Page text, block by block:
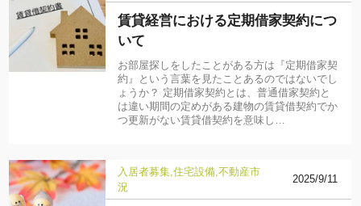
賃貸経営における定期借家契約につ
いて
お部屋探しをしたことがある方は『定期借家契
約』という言葉を見たことあるのではないでし
ょうか？ 定期借家契約とは、普通借家契約と
は違い期間の定めがある建物の賃貸借契約でか
つ更新がない賃貸借契約を意味し…
入居者募集 住宅設備 不動産市
況
2025/9/11